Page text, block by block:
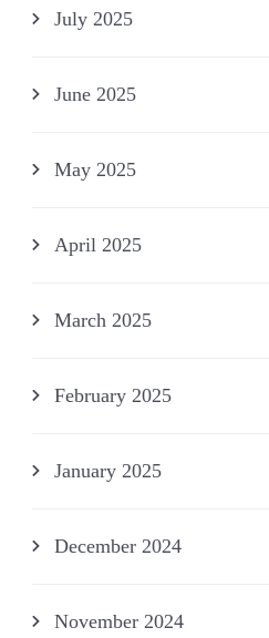
July 2025
June 2025
May 2025
April 2025
March 2025
February 2025
January 2025
December 2024
November 2024